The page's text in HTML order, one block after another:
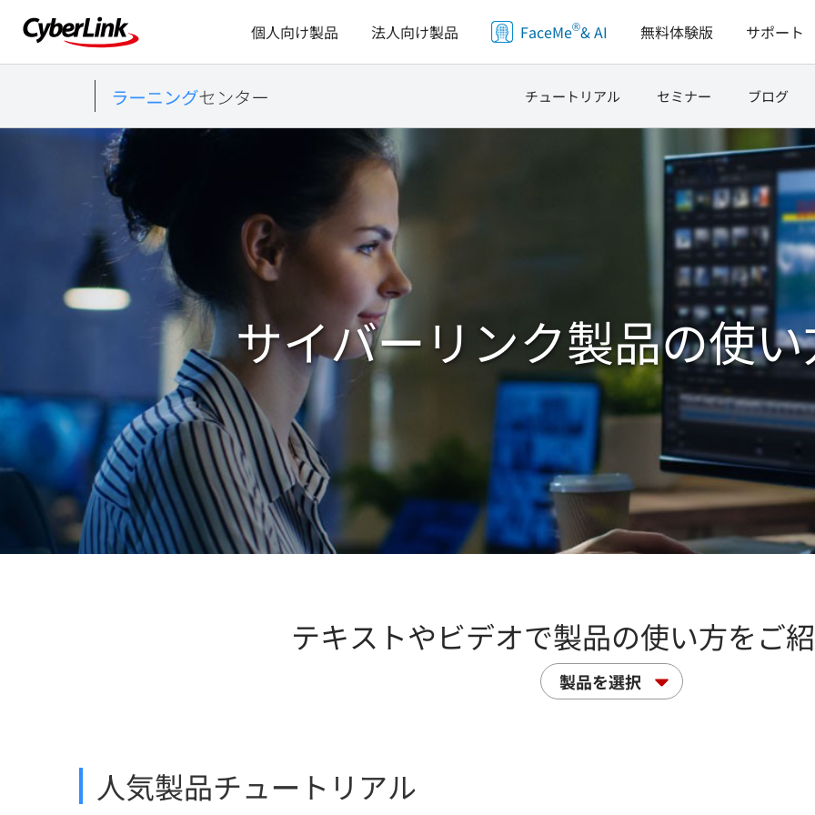
個人向け製品 法人向け製品 FaceMe®& AI 無料体験版 サポート
チュートリアル セミナー ブログ
サイバーリンク製品の使
テキストやビデオで製品の使い方をご
製品を選択
人気製品チュートリアル